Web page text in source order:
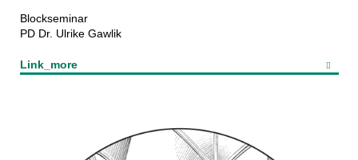
Blockseminar
PD Dr. Ulrike Gawlik
Link_more